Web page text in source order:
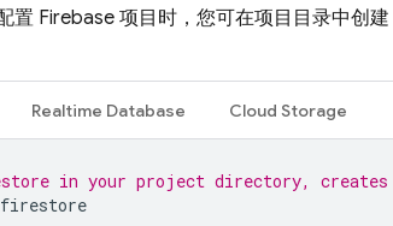
置 Firebase 项目时，您可在项目目录中创建
Realtime Database Cloud Storage
in your project directory,
firestore